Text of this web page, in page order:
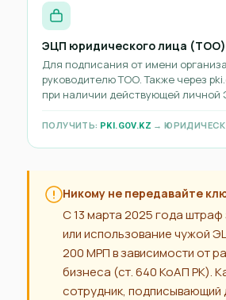
ЭЦП юридического лица (ТОО)
Для подписания от имени
руководителю ТОО. Также через
при наличии действующей личной
ПОЛУЧИТЬ: PKI.GOV.KZ →
Никому не передавайте
С 13 марта 2025 года штраф
или использование чужой
200 МРП в зависимости от
бизнеса (ст. 640 КоАП РК).
сотрудник, подписывающий